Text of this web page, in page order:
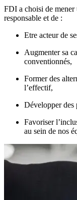
FDI a choisi de
responsable et de :
Etre acteur de
Augmenter sa
conventionnés,
Former des
l’effectif,
Développer des
Favoriser
au sein de nos